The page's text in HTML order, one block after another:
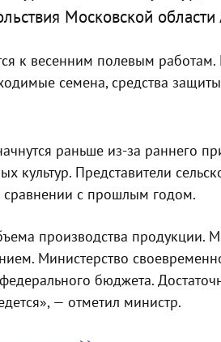
Московской
к весенним полевым
семена, средства
раньше из-за раннего
культур. Представители
сравнении с прошлым годом.
производства продукции.
Министерство
бюджета.
— отметил министр.